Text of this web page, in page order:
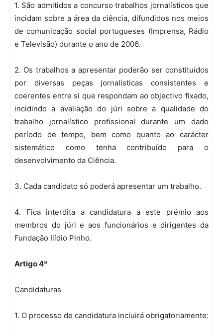
1. São admitidos a concurso trabalhos jornalísticos que
incidam sobre a área da ciência, difundidos nos meios
de comunicação social portugueses (Imprensa, Rádio
e Televisão) durante o ano de 2006.
2. Os trabalhos a apresentar poderão ser constituídos
por diversas peças jornalísticas consistentes e
coerentes entre si que respondam ao objectivo fixado,
incidindo a avaliação do júri sobre a qualidade do
trabalho jornalístico profissional durante um dado
período de tempo, bem como quanto ao carácter
sistemático como tenha contribuído para o
desenvolvimento da Ciência.
3. Cada candidato só poderá apresentar um trabalho.
4. Fica interdita a candidatura a este prémio aos
membros do júri e aos funcionários e dirigentes da
Fundação Ilídio Pinho.
Artigo 4º
Candidaturas
1. O processo de candidatura incluirá obrigatoriamente: